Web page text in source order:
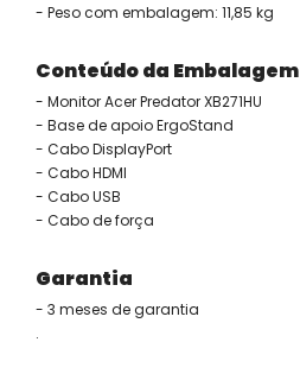
- Peso com embalagem: 11,85 kg
Conteúdo da Embalagem
- Monitor Acer Predator XB271HU
- Base de apoio ErgoStand
- Cabo DisplayPort
- Cabo HDMI
- Cabo USB
- Cabo de força
Garantia
- 3 meses de garantia
.